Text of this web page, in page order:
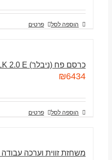
הוספה לסל פרטים
כרסם פח (ניבלר) BLK 2.0 E
₪6434
הוספה לסל פרטים